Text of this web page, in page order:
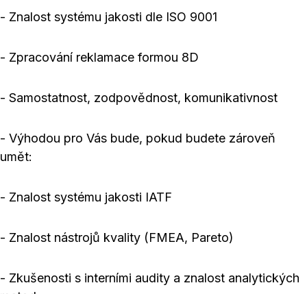
- Znalost systému jakosti dle ISO 9001
- Zpracování reklamace formou 8D
- Samostatnost, zodpovědnost, komunikativnost
- Výhodou pro Vás bude, pokud budete zároveň
umět:
- Znalost systému jakosti IATF
- Znalost nástrojů kvality (FMEA, Pareto)
- Zkušenosti s interními audity a znalost analytických